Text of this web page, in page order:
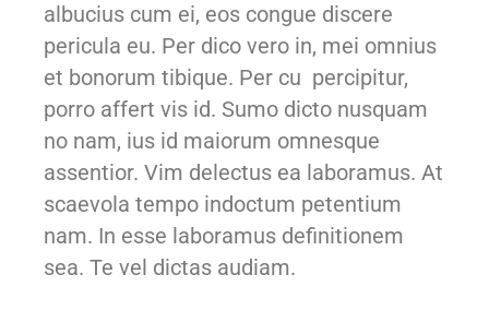
albucius cum ei, eos congue discere
pericula eu. Per dico vero in, mei omnius
et bonorum tibique. Per cu percipitur,
porro affert vis id. Sumo dicto nusquam
no nam, ius id maiorum omnesque
assentior. Vim delectus ea laboramus. At
scaevola tempo indoctum petentium
nam. In esse laboramus definitionem
sea. Te vel dictas audiam.